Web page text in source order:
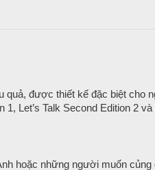
quả, được thiết kế đặc biệt cho
Let’s Talk Second Edition 2 và
hoặc những người muốn